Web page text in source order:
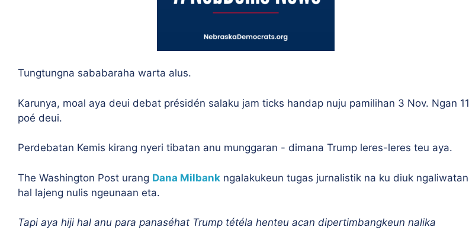
Tungtungna sababaraha warta alus.
Karunya, moal aya deui debat présidén salaku jam ticks handap nuju pamilihan 3 Nov. Ngan 11
poé deui.
Perdebatan Kemis kirang nyeri tibatan anu munggaran - dimana Trump leres-leres teu aya.
The Washington Post urang Dana Milbank ngalakukeun tugas jurnalistik na ku diuk ngaliwatan
hal lajeng nulis ngeunaan eta.
Tapi aya hiji hal anu para panaséhat Trump tétéla henteu acan dipertimbangkeun nalika